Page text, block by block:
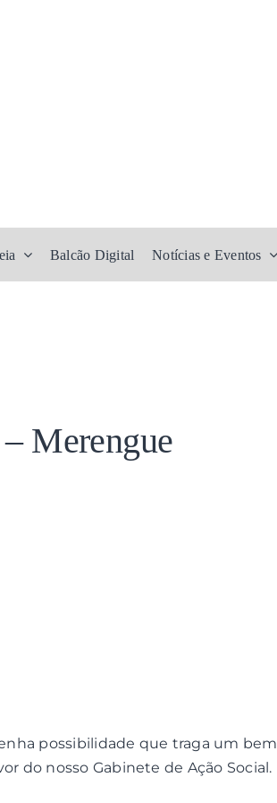
Balcão Digital Notícias e Eventos
Merengue
possibilidade que traga um bem
do nosso Gabinete de Ação Social.